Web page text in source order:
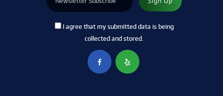
I agree that my submitted data is being
collected and stored.